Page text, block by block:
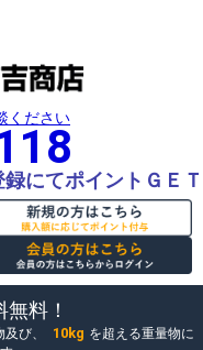
ください
にてポイントＧＥＴ
料！
び、 10kg を超える重量物に